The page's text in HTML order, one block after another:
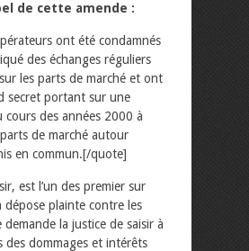
de cette amende :
ont été condamnés
des échanges réguliers
les parts de marché et ont
secret portant sur une
cours des années 2000 à
de marché autour
en commun.[/quote]
est l’un des premier sur
dépose plainte contre les
la justice de saisir à
des dommages et intérêts